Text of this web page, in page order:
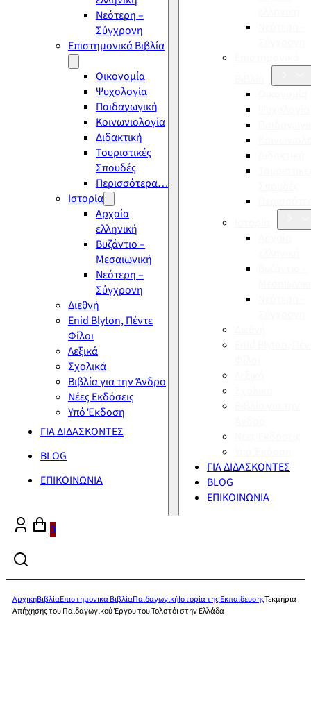
Νεότερη –
Σύγχρονη
Επιστημονικά Βιβλία
Οικονομία
Ψυχολογία
Παιδαγωγική
Κοινωνιολογία
Διδακτική
Τουριστικές
Σπουδές
Περισσότερα…
Ιστορία
Αρχαία
ελληνική
Βυζάντιο –
Μεσαιωνική
Νεότερη –
Σύγχρονη
Διεθνή
Enid Blyton, Πέντε
Φίλοι
Λεξικά
Σχολικά
Βιβλία για την Άνδρο
Νέες Εκδόσεις
Υπό Έκδοση
ΓΙΑ ΔΙΔΑΣΚΟΝΤΕΣ
BLOG
ΕΠΙΚΟΙΝΩΝΙΑ
ΓΙΑ ΔΙΔΑΣΚΟΝΤΕΣ
BLOG
ΕΠΙΚΟΙΝΩΝΙΑ
0
ΑρχικήΒιβλίαΕπιστημονικά ΒιβλίαΠαιδαγωγικήΙστορία της ΕκπαίδευσηςΤεκμήρια
Απήχησης του Παιδαγωγικού Έργου του Τολστόι στην Ελλάδα